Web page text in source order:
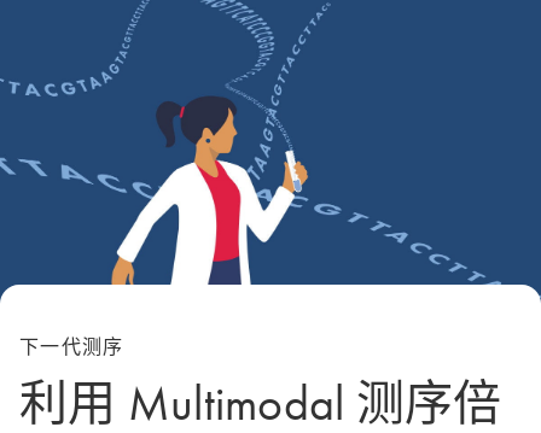
下一代测序
利用 Multimodal 测序倍